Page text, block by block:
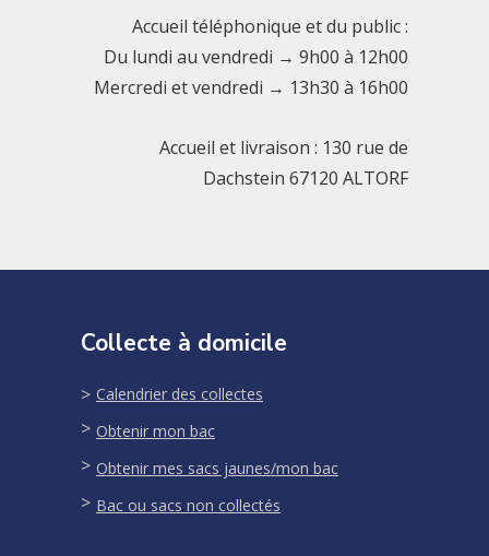
Accueil téléphonique et du public :
Du lundi au vendredi → 9h00 à 12h00
Mercredi et vendredi → 13h30 à 16h00
Accueil et livraison : 130 rue de
Dachstein 67120 ALTORF
Collecte à domicile
Calendrier des collectes
Obtenir mon bac
Obtenir mes sacs jaunes/mon bac
Bac ou sacs non collectés